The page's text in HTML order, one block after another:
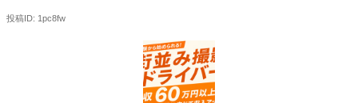
投稿ID: 1pc8fw